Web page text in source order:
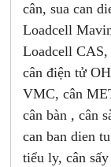
cân, sua can
Loadcell
Loadcell
cân điện tử
VMC, cân
cân bàn , cân
can ban dien
tiểu ly, cân